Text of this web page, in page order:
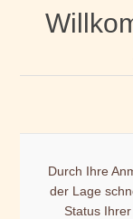
Durch Ihre
der Lage
Status